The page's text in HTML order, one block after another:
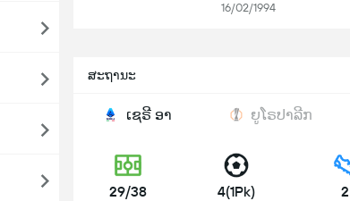
16/02/1994
ສະຖານະ
ເຊຣີ ອາ ຍູໂຣປາລີກ
29/38 4(1Pk) 2